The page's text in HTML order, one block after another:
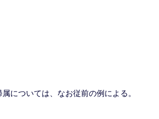
については、なお従前の例による。